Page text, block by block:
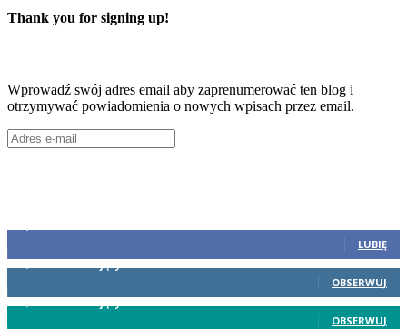
Thank you for signing up!
Wprowadź swój adres email aby zaprenumerować ten blog i
otrzymywać powiadomienia o nowych wpisach przez email.
Adres
e-
LUBIĘ
OBSERWUJ
OBSERWUJ